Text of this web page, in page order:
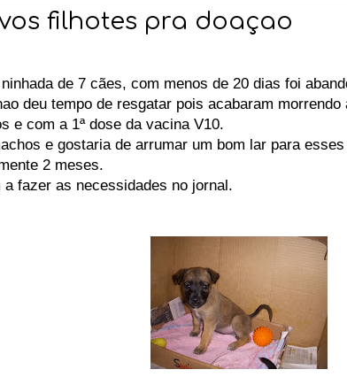
filhotes pra doaçao
de 7 cães, com menos de 20 dias foi
deu tempo de resgatar pois acabaram
e com a 1ª dose da vacina V10.
e gostaria de arrumar um bom lar para
2 meses.
a fazer as necessidades no jornal.